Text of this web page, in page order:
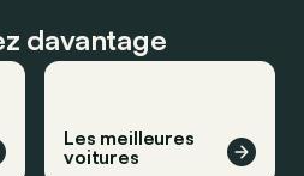
davantage
Les meilleures
voitures